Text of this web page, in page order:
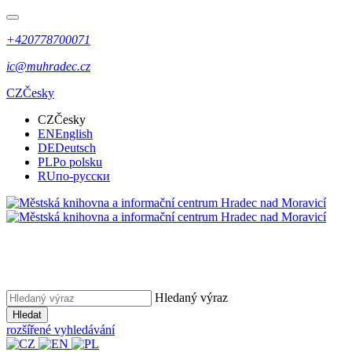
+420778700071
ic@muhradec.cz
CZČesky
CZČesky
ENEnglish
DEDeutsch
PLPo polsku
RUпо-русски
Hledaný výraz
Hledat
rozšířené vyhledávání